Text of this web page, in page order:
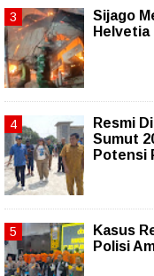
Sijago
Helvetia
Resmi
Sumut
Potensi
Kasus
Polisi